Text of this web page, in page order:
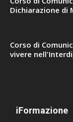
Dichiarazione di
Corso di
vivere
iFormazione